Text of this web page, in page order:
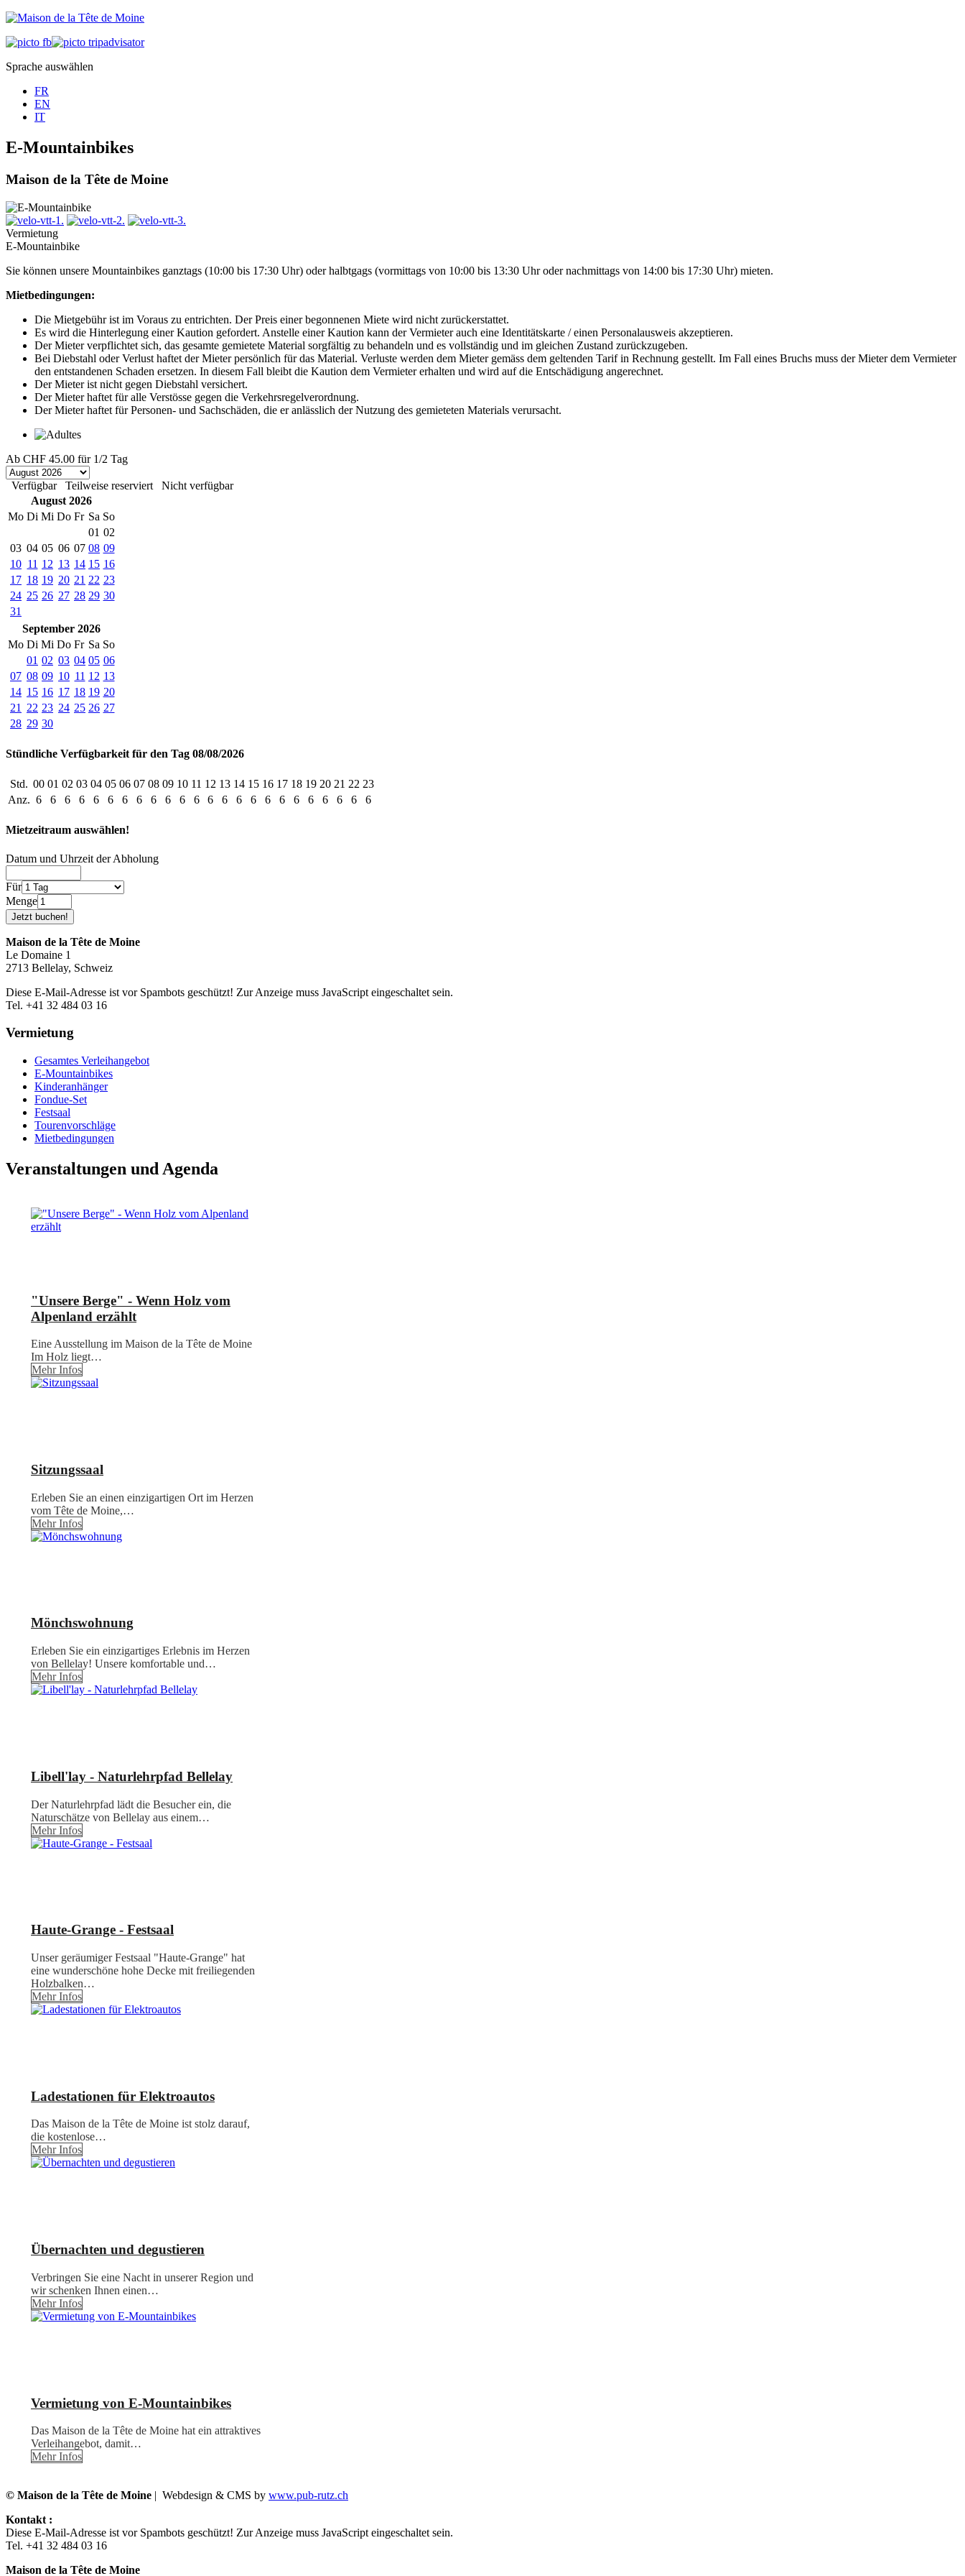
Sprache auswählen
FR
EN
IT
E-Mountainbikes
Maison de la Tête de Moine
Vermietung
E-Mountainbike
Sie können unsere Mountainbikes ganztags (10:00 bis 17:30 Uhr) oder halbtgags (vormittags von 10:00 bis 13:30 Uhr oder nachmittags von 14:00 bis 17:30 Uhr) mieten.
Mietbedingungen:
Die Mietgebühr ist im Voraus zu entrichten. Der Preis einer begonnenen Miete wird nicht zurückerstattet.
Es wird die Hinterlegung einer Kaution gefordert. Anstelle einer Kaution kann der Vermieter auch eine Identitätskarte / einen Personalausweis akzeptieren.
Der Mieter verpflichtet sich, das gesamte gemietete Material sorgfältig zu behandeln und es vollständig und im gleichen Zustand zurückzugeben.
Bei Diebstahl oder Verlust haftet der Mieter persönlich für das Material. Verluste werden dem Mieter gemäss dem geltenden Tarif in Rechnung gestellt. Im Fall eines Bruchs muss der Mieter dem Vermieter
den entstandenen Schaden ersetzen. In diesem Fall bleibt die Kaution dem Vermieter erhalten und wird auf die Entschädigung angerechnet.
Der Mieter ist nicht gegen Diebstahl versichert.
Der Mieter haftet für alle Verstösse gegen die Verkehrsregelverordnung.
Der Mieter haftet für Personen- und Sachschäden, die er anlässlich der Nutzung des gemieteten Materials verursacht.
Ab CHF 45.00 für 1/2 Tag
Verfügbar Teilweise reserviert
Nicht verfügbar
August 2026
Mo Di Mi Do Fr Sa So
01 02
03 04 05 06 07 08 09
10 11 12 13 14 15 16
17 18 19 20 21 22 23
24 25 26 27 28 29 30
31
September 2026
Mo Di Mi Do Fr Sa So
01 02 03 04 05 06
07 08 09 10 11 12 13
14 15 16 17 18 19 20
21
22 23 24 25 26 27
28 29 30
Stündliche Verfügbarkeit für den Tag 08/08/2026
Std. 00 01 02 03 04 05 06 07 08 09 10 11 12 13 14 15 16 17 18 19 20 21 22 23
Anz. 6 6 6 6 6 6 6 6 6 6 6 6 6 6 6 6 6 6 6 6 6 6 6 6
Mietzeitraum auswählen!
Datum und Uhrzeit der Abholung
Für
Menge
Maison de la Tête de Moine
Le Domaine 1
2713 Bellelay, Schweiz
Diese E-Mail-Adresse ist vor Spambots geschützt! Zur Anzeige muss JavaScript eingeschaltet sein.
Tel. +41 32 484 03 16
Vermietung
Gesamtes Verleihangebot
E-Mountainbikes
Kinderanhänger
Fondue-Set
Festsaal
Tourenvorschläge
Mietbedingungen
Veranstaltungen und Agenda
"Unsere Berge" - Wenn Holz vom
Alpenland erzählt
Eine Ausstellung im Maison de la Tête de Moine
Im Holz liegt…
Mehr Infos
Sitzungssaal
Erleben Sie an einen einzigartigen Ort im Herzen
vom Tête de Moine,…
Mehr Infos
Mönchswohnung
Erleben Sie ein einzigartiges Erlebnis im Herzen
von Bellelay! Unsere komfortable und…
Mehr Infos
Libell'lay - Naturlehrpfad Bellelay
Der Naturlehrpfad lädt die Besucher ein, die
Naturschätze von Bellelay aus einem…
Mehr Infos
Haute-Grange - Festsaal
Unser geräumiger Festsaal "Haute-Grange" hat
eine wunderschöne hohe Decke mit freiliegenden
Holzbalken…
Mehr Infos
Ladestationen für Elektroautos
Das Maison de la Tête de Moine ist stolz darauf,
die kostenlose…
Mehr Infos
Übernachten und degustieren
Verbringen Sie eine Nacht in unserer Region und
wir schenken Ihnen einen…
Mehr Infos
Vermietung von E-Mountainbikes
Das Maison de la Tête de Moine hat ein attraktives
Verleihangebot, damit…
Mehr Infos
© Maison de la Tête de Moine | Webdesign & CMS by www.pub-rutz.ch
Kontakt :
Diese E-Mail-Adresse ist vor Spambots geschützt! Zur Anzeige muss JavaScript eingeschaltet sein.
Tel. +41 32 484 03 16
Maison de la Tête de Moine